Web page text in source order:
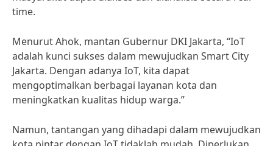
time.
Menurut Ahok, mantan Gubernur DKI Jakarta, “IoT
adalah kunci sukses dalam mewujudkan Smart City
Jakarta. Dengan adanya IoT, kita dapat
mengoptimalkan berbagai layanan kota dan
meningkatkan kualitas hidup warga.”
Namun, tantangan yang dihadapi dalam mewujudkan